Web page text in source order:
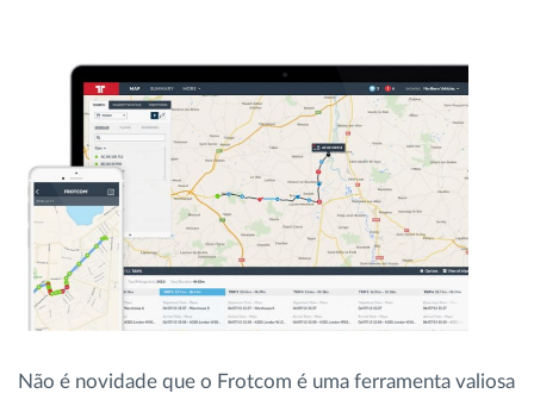
Identificação automática de condutores
Ver todas as funcionalidades
Como resolvemos cada necessidade da
atividade da frota
Calculadora de benefícios
Não é novidade que o Frotcom é uma ferramenta valiosa